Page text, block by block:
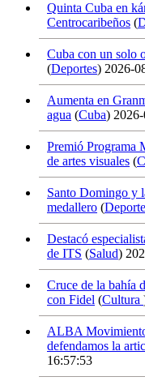
Quinta Cuba en
Centrocaribeños (
Cuba con un solo
(Deportes) 2026-
Aumenta en
agua (Cuba)
Premió Programa
de artes visuales (
Santo Domingo y
medallero (
Destacó
de ITS (Salud)
Cruce de la bahía
con Fidel (Cultura
ALBA
defendamos la
16:57:53